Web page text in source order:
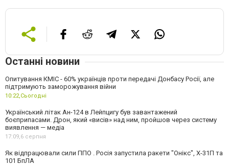
Останні новини
Опитування КМІС - 60% українців проти передачі Донбасу Росії, але
підтримують заморожування війни
10:22,Сьогодні
Український літак Ан-124 в Лейпцигу був завантажений
боєприпасами. Дрон, який «висів» над ним, пройшов через систему
виявлення — медіа
17:09,6 серпня
Як відпрацювали сили ППО . Росія запустила ракети "Онікс", Х-31П та
101 БпЛА